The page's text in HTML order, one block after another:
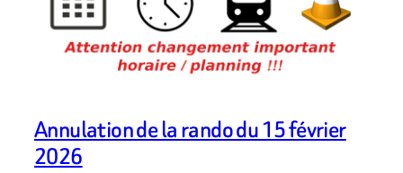
Annulation de la rando du 15 février
2026